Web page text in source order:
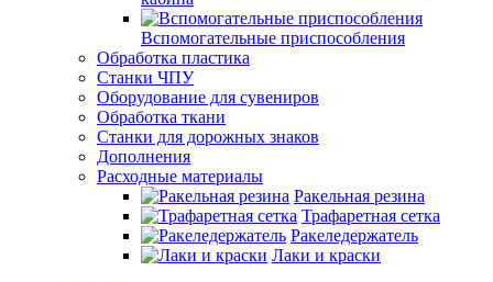
Вспомогательные приспособления
Обработка пластика
Станки ЧПУ
Оборудование для сувениров
Обработка ткани
Станки для дорожных знаков
Дополнения
Расходные материалы
Ракельная резина
Трафаретная сетка
Ракеледержатель
Лаки и краски